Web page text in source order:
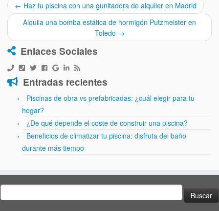
← Haz tu piscina con una gunitadora de alquiler en Madrid
Alquila una bomba estática de hormigón Putzmeister en
Toledo →
Enlaces Sociales
Entradas recientes
Piscinas de obra vs prefabricadas: ¿cuál elegir para tu
hogar?
¿De qué depende el coste de construir una piscina?
Beneficios de climatizar tu piscina: disfruta del baño
durante más tiempo